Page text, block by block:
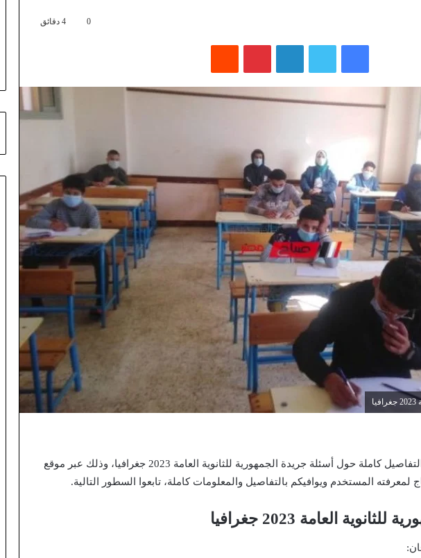
0
فيسبوك لينكدإن بينتيريست
حول أسئلة جريدة الجمهورية للثانوية العامة 2023 جغرافيا، وذلك عبر موقع
لمعرفته المستخدم ويوافيكم بالتفاصيل والمعلومات كاملة، تابعوا السطور التالية.
العامة 2023 جغرافيا